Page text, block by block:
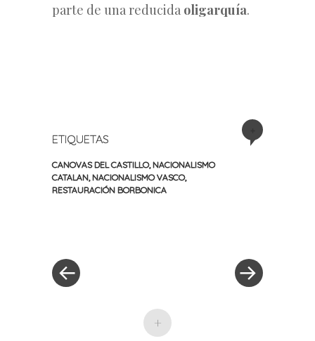
parte de una reducida oligarquía.
ETIQUETAS
CANOVAS DEL CASTILLO, NACIONALISMO
CATALAN NACIONALISMO VASCO,
RESTAURACIÓN BORBONICA
entradas
+